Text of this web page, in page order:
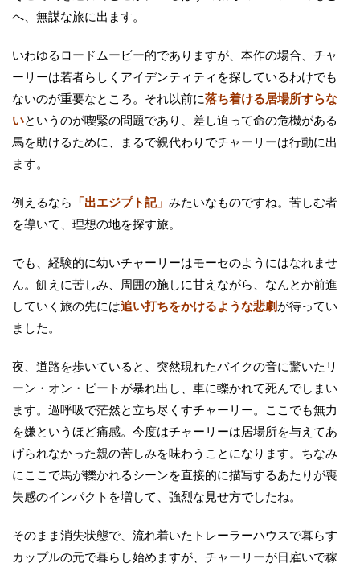
へ、無謀な旅に出ます。
いわゆるロードムービー的でありますが、本作の場合、チャ
ーリーは若者らしくアイデンティティを探しているわけでも
ないのが重要なところ。それ以前に落ち着ける居場所すらな
いというのが喫緊の問題であり、差し迫って命の危機がある
馬を助けるために、まるで親代わりでチャーリーは行動に出
ます。
例えるなら 「出エジプト記」 みたいなものですね。苦しむ者
を導いて、理想の地を探す旅。
でも、経験的に幼いチャーリーはモーセのようにはなれませ
ん。飢えに苦しみ、周囲の施しに甘えながら、なんとか前進
していく旅の先には追い打ちをかけるような悲劇が待ってい
ました。
夜、道路を歩いていると、突然現れたバイクの音に驚いたリ
ーン・オン・ピートが暴れ出し、車に轢かれて死んでしまい
ます。過呼吸で茫然と立ち尽くすチャーリー。ここでも無力
を嫌というほど痛感。今度はチャーリーは居場所を与えてあ
げられなかった親の苦しみを味わうことになります。ちなみ
にここで馬が轢かれるシーンを直接的に描写するあたりが喪
失感のインパクトを増して、強烈な見せ方でしたね。
そのまま消失状態で、流れ着いたトレーラーハウスで暮らす
カップルの元で暮らし始めますが、チャーリーが日雇いで稼